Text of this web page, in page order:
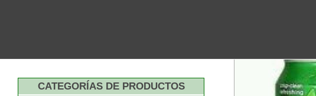
CATEGORÍAS DE PRODUCTOS